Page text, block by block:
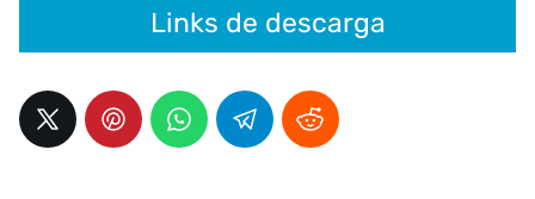
Links de descarga